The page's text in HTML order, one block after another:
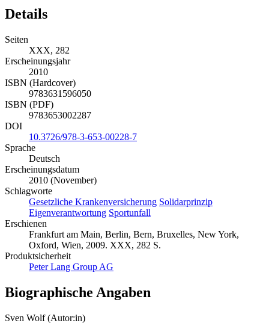
Details
Seiten
XXX, 282
Erscheinungsjahr
2010
ISBN (Hardcover)
9783631596050
ISBN (PDF)
9783653002287
DOI
10.3726/978-3-653-00228-7
Sprache
Deutsch
Erscheinungsdatum
2010 (November)
Schlagworte
Gesetzliche Krankenversicherung Solidarprinzip
Eigenverantwortung Sportunfall
Erschienen
Frankfurt am Main, Berlin, Bern, Bruxelles, New York,
Oxford, Wien, 2009. XXX, 282 S.
Produktsicherheit
Peter Lang Group AG
Biographische Angaben
Sven Wolf (Autor:in)